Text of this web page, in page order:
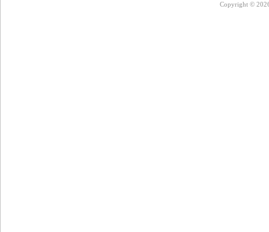
Copyright ©